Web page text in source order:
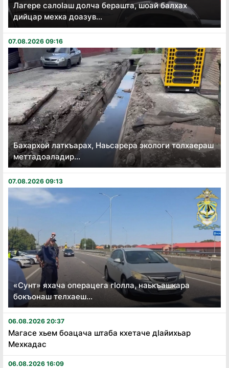
Лагере салоӏаш долча берашта, шоай балхах
дийцар мехка доазув...
07.08.2026 09:16
Бахархой латкъарах, Наьсарера экологи толхаераш
меттадоаладир...
07.08.2026 09:13
«Сунт» яхача операцега гӏолла, наькъашкара
бокъонаш телхаеш...
06.08.2026 20:37
Магасе хьем боацача штаба кхетаче дӏайихьар
Мехкадас
06.08.2026 16:09